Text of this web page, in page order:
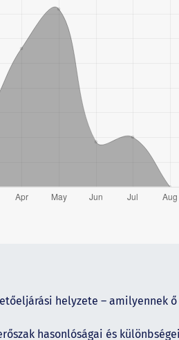
helyzete – amilyennek
hasonlóságai és különbségei